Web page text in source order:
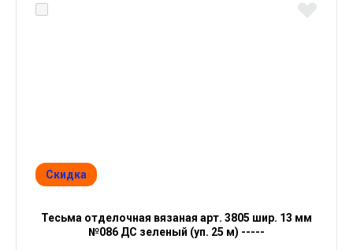
Скидка
Тесьма отделочная вязаная арт. 3805 шир. 13 мм
№086 ДС зеленый (уп. 25 м) -----